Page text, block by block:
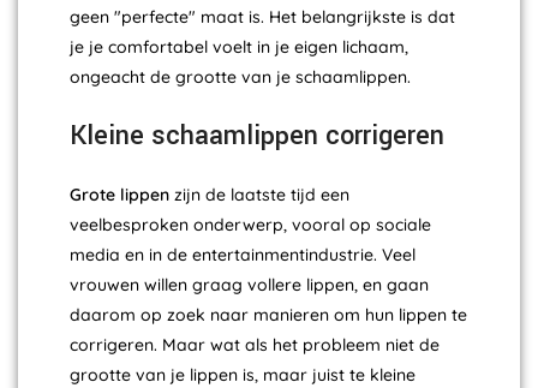
geen "perfecte" maat is. Het belangrijkste is dat
je je comfortabel voelt in je eigen lichaam,
ongeacht de grootte van je schaamlippen.
Kleine schaamlippen corrigeren
Grote lippen zijn de laatste tijd een
veelbesproken onderwerp, vooral op sociale
media en in de entertainmentindustrie. Veel
vrouwen willen graag vollere lippen, en gaan
daarom op zoek naar manieren om hun lippen te
corrigeren. Maar wat als het probleem niet de
grootte van je lippen is, maar juist te kleine